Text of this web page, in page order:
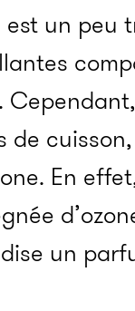
un peu
de
En
un